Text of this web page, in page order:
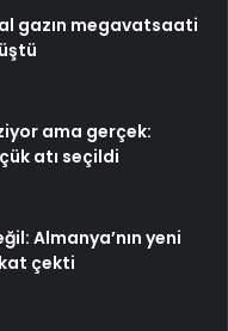
gazın megavatsaati
ama gerçek:
atı seçildi
Almanya’nın yeni
çekti